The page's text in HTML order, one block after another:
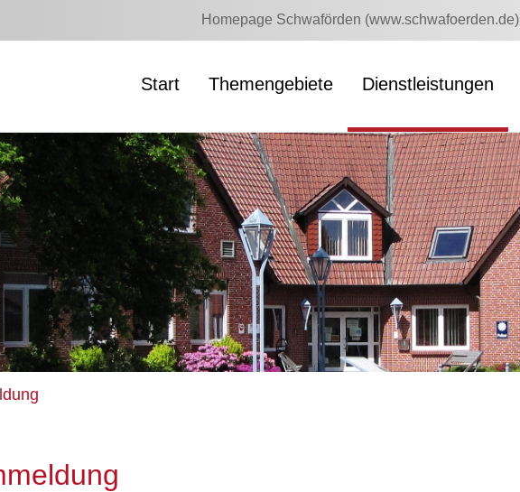
Homepage Schwaförden (www.schwafoerden.de)
Start Themengebiete Dienstleistungen